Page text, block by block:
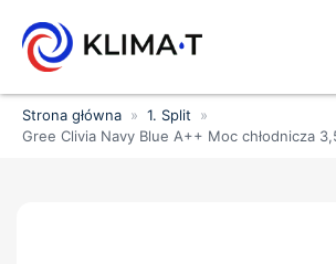
Strona główna » 1. Split
»
Gree Clivia Navy Blue A++ Moc chłodnicza